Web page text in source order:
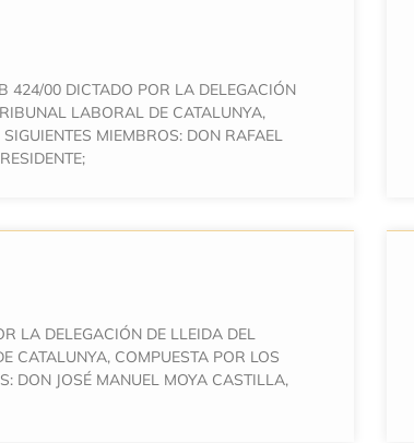
424/00 DICTADO POR LA DELEGACIÓN
LABORAL DE CATALUNYA,
MIEMBROS: DON RAFAEL
LA DELEGACIÓN DE LLEIDA DEL
CATALUNYA, COMPUESTA POR LOS
DON JOSÉ MANUEL MOYA CASTILLA,